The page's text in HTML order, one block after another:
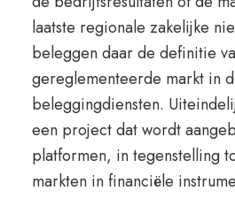
laatste regionale zakelijke
beleggen daar de definitie
gereglementeerde markt in
beleggingdiensten.
een project dat wordt
platformen, in tegenstelling
markten in financiële